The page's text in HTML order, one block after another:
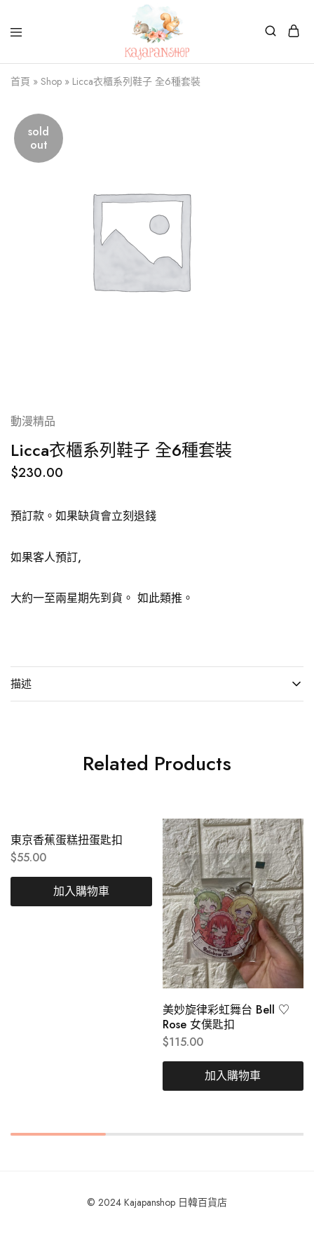
Kajapanshop
日
韓
首頁 » Shop » Licca衣櫃系列鞋子 全6種套裝
sold
out
動漫精品
Licca衣櫃系列鞋子 全6種套裝
$230.00
預訂款。如果缺貨會立刻退錢
如果客人預訂,
大約一至兩星期先到貨。 如此類推。
描述
Related Products
東京香蕉蛋糕扭蛋匙扣
$55.00
加入購物車
美妙旋律彩虹舞台 Bell ♡
Rose 女僕匙扣
$115.00
加入購物車
© 2024 Kajapanshop 日韓百貨店